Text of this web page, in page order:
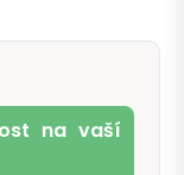
na vaší